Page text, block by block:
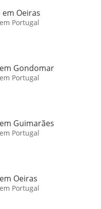
Oeiras
Portugal
Gondomar
Portugal
Guimarães
Portugal
Oeiras
Portugal